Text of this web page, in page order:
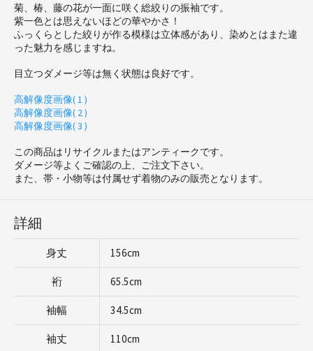
菊、椿、藤の花が一面に咲く総絞りの振袖です。
紫一色とは思えないほどの華やかさ！
ふっくらとした絞りが作る模様は立体感があり、染めとはまた違
った魅力を感じますね。
目立つダメージ等は無く状態は良好です。
高解像度画像( 1 )
高解像度画像( 2 )
高解像度画像( 3 )
この商品はリサイクルまたはアンティークです。
ダメージ等よくご確認の上、ご注文下さい。
また、帯・小物等は付属せず着物のみの販売となります。
詳細
身丈 156cm
裄 65.5cm
袖幅 34.5cm
袖丈 110cm